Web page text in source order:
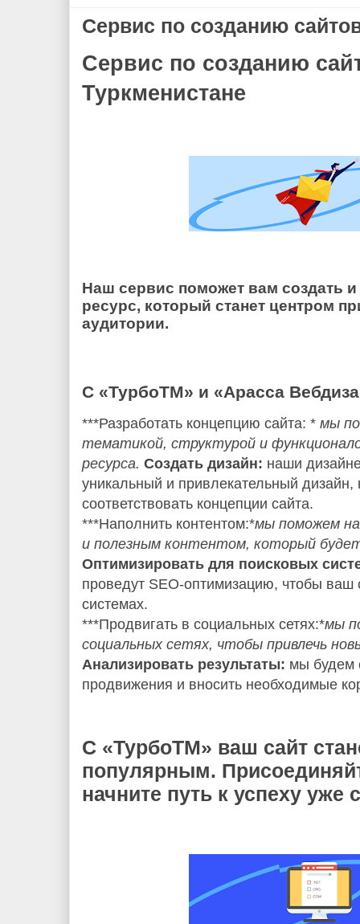
Сервис по созданию
Сервис по созданию
Туркменистане
Наш сервис поможет вам создать
ресурс, который станет центром
аудитории.
С «ТурбоТМ» и «Арасса
***Разработать концепцию сайта: * мы
тематикой, структурой и
ресурса. Создать дизайн: наши
уникальный и привлекательный дизайн,
соответствовать концепции сайта.
***Наполнить контентом:*мы поможем
и полезным контентом, который
Оптимизировать для поисковых
проведут SEO-оптимизацию, чтобы
системах.
***Продвигать в социальных сетях:*мы
социальных сетях, чтобы привлечь
Анализировать результаты: мы будем
продвижения и вносить необходимые
С «ТурбоТМ» ваш сайт
популярным.
начните путь к успеху уже